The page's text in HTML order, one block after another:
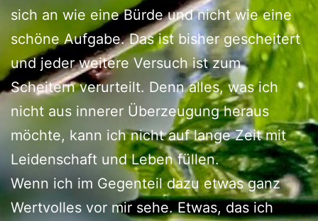
sich an wie eine Bürde und nicht wie eine
schöne Aufgabe. Das ist bisher gescheitert
und jeder weitere Versuch ist zum
Scheitern verurteilt. Denn alles, was ich
nicht aus innerer Überzeugung heraus
möchte, kann ich nicht auf lange Zeit mit
Leidenschaft und Leben füllen.
Wenn ich im Gegenteil dazu etwas ganz
Wertvolles vor mir sehe. Etwas, das ich